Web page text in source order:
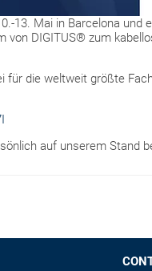
13. Mai in Barcelona und
von DIGITUS® zum
für die weltweit größte
auf unserem Stand